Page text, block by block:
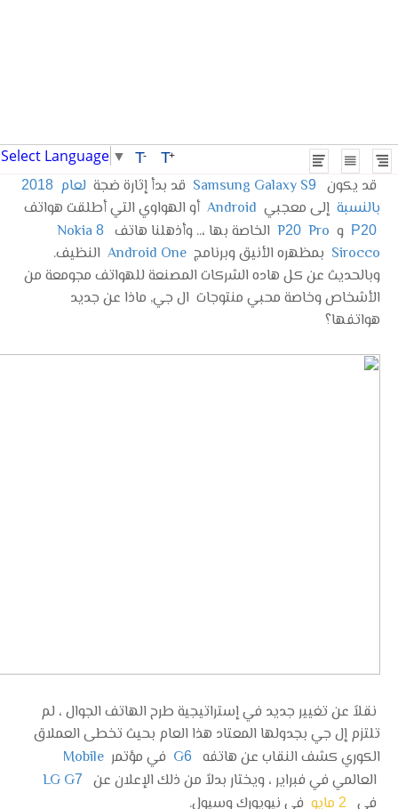
Select Language ▼ T+
T-
قد يكون Samsung Galaxy S9 قد بدأ إثارة ضجة لعام 2018
بالنسبة إلى معجبي Android أو الهواوي التي أطلقت هواتف
P20 و P20 Pro الخاصة بها ،.. وأذهلنا هاتف Nokia 8
Sirocco بمظهره الأنيق وبرنامج Android One النظيف.
وبالحديث عن كل هاده الشركات المصنعة للهواتف مجومعة من
الأشخاص وخاصة محبي منتوجات ال جي, ماذا عن جديد
هواتفها؟
نقلاً عن تغيير جديد في إستراتيجية طرح الهاتف الجوال ، لم
تلتزم إل جي بجدولها المعتاد هذا العام بحيث تخطى العملاق
الكوري كشف النقاب عن هاتفه
G6 في مؤتمر Mobile
العالمي في فبراير ، ويختار بدلاً من ذلك الإعلان عن
LG G7
في 2 مايو في نيويورك وسيول.